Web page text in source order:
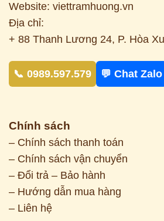
Website: viettramhuong.vn
Địa chỉ:
+ 88 Thanh Lương 24, P. Hòa
📞 0989.597.579 💬 Chat Zalo
Chính sách
– Chính sách thanh toán
– Chính sách vận chuyển
– Đổi trả – Bảo hành
– Hướng dẫn mua hàng
– Liên hệ